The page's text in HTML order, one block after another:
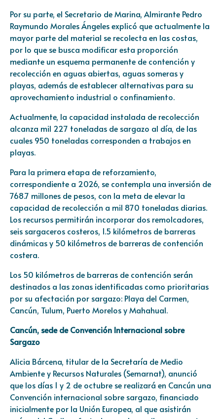
Por su parte, el Secretario de Marina, Almirante Pedro
Raymundo Morales Ángeles explicó que actualmente la
mayor parte del material se recolecta en las costas,
por lo que se busca modificar esta proporción
mediante un esquema permanente de contención y
recolección en aguas abiertas, aguas someras y
playas, además de establecer alternativas para su
aprovechamiento industrial o confinamiento.
Actualmente, la capacidad instalada de recolección
alcanza mil 227 toneladas de sargazo al día, de las
cuales 950 toneladas corresponden a trabajos en
playas.
Para la primera etapa de reforzamiento,
correspondiente a 2026, se contempla una inversión de
768.7 millones de pesos, con la meta de elevar la
capacidad de recolección a mil 870 toneladas diarias.
Los recursos permitirán incorporar dos remolcadores,
seis sargaceros costeros, 1.5 kilómetros de barreras
dinámicas y 50 kilómetros de barreras de contención
costera.
Los 50 kilómetros de barreras de contención serán
destinados a las zonas identificadas como prioritarias
por su afectación por sargazo: Playa del Carmen,
Cancún, Tulum, Puerto Morelos y Mahahual.
Cancún, sede de Convención Internacional sobre
Sargazo
Alicia Bárcena, titular de la Secretaría de Medio
Ambiente y Recursos Naturales (Semarnat), anunció
que los días 1 y 2 de octubre se realizará en Cancún una
Convención internacional sobre sargazo, financiado
inicialmente por la Unión Europea, al que asistirán